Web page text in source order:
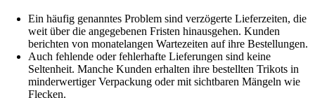
Ein häufig genanntes Problem sind verzögerte Lieferzeiten, die
weit über die angegebenen Fristen hinausgehen. Kunden
berichten von monatelangen Wartezeiten auf ihre Bestellungen.
Auch fehlende oder fehlerhafte Lieferungen sind keine
Seltenheit. Manche Kunden erhalten ihre bestellten Trikots in
minderwertiger Verpackung oder mit sichtbaren Mängeln wie
Flecken.